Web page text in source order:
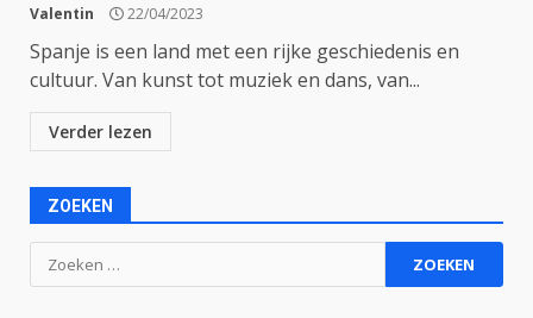
Valentin 22/04/2023
Spanje is een land met een rijke geschiedenis en
cultuur. Van kunst tot muziek en dans, van...
Verder lezen
ZOEKEN
Zoeken
naar: